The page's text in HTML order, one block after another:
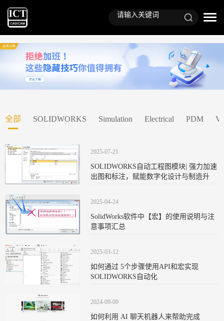
全部 SOLIDWORKS Simulation Electrical PDM
2025-07-21
SOLIDWORKS自动工程图模块| 强力加速
出图和标注，赋能数字化设计与制造升
2025-04-24
SolidWorks软件中【宏】的使用说明与注
意事项汇总
2025-03-12
如何通过 5个步骤使用API和宏实现
SOLIDWORKS自动化
2024-09-09
如何利用 AI 聊天机器人来帮助完成